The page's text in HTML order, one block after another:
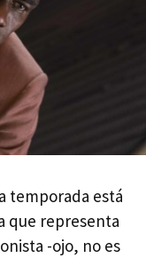
temporada está
que representa
-ojo, no es